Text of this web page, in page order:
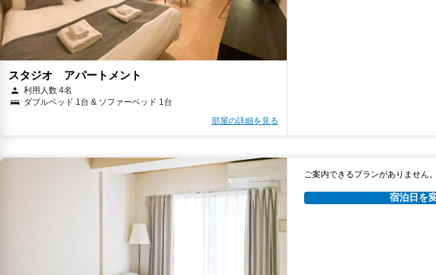
スタジオ アパートメント
利用人数 4名
ダブルベッド 1台 & ソファーベッド 1台
部屋の詳細を見る
ご案内できるプランがありません
宿泊日を